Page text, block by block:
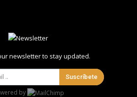
newsletter to stay updated.
Suscríbete
by